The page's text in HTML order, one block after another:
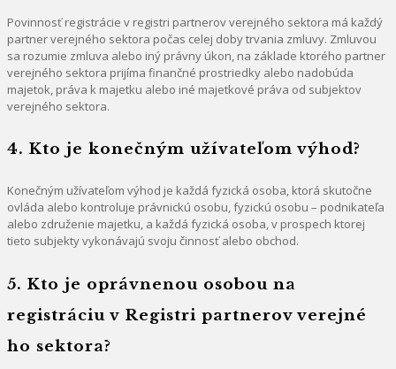
Povinnosť registrácie v registri partnerov verejného sektora má každý
partner verejného sektora počas celej doby trvania zmluvy. Zmluvou
sa rozumie zmluva alebo iný právny úkon, na základe ktorého partner
verejného sektora prijíma finančné prostriedky alebo nadobúda
majetok, práva k majetku alebo iné majetkové práva od subjektov
verejného sektora.
4. Kto je konečným užívateľom výhod?
Konečným užívateľom výhod je každá fyzická osoba, ktorá skutočne
ovláda alebo kontroluje právnickú osobu, fyzickú osobu – podnikateľa
alebo združenie majetku, a každá fyzická osoba, v prospech ktorej
tieto subjekty vykonávajú svoju činnosť alebo obchod.
5. Kto je oprávnenou osobou na
registráciu v Registri partnerov verejné
ho sektora?